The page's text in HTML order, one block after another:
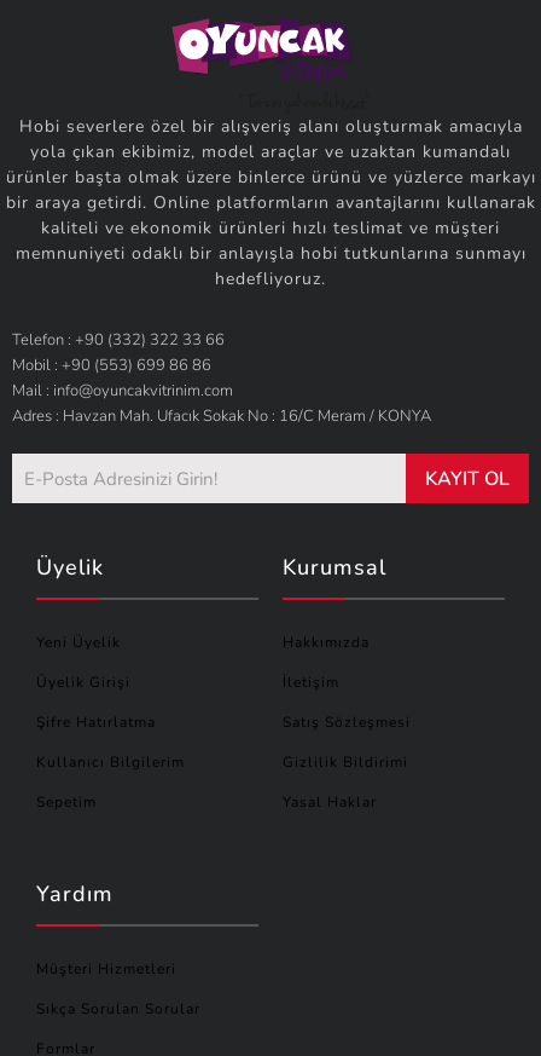
Hobi severlere özel bir alışveriş alanı oluşturmak amacıyla
yola çıkan ekibimiz, model araçlar ve uzaktan kumandalı
ürünler başta olmak üzere binlerce ürünü ve yüzlerce markayı
bir araya getirdi. Online platformların avantajlarını kullanarak
kaliteli ve ekonomik ürünleri hızlı teslimat ve müşteri
memnuniyeti odaklı bir anlayışla hobi tutkunlarına sunmayı
hedefliyoruz.
Telefon : +90 (332) 322 33 66
Mobil : +90 (553) 699 86 86
Mail : info@oyuncakvitrinim.com
Adres : Havzan Mah. Ufacık Sokak No : 16/C Meram / KONYA
KAYIT OL
Üyelik
Yeni Üyelik
Üyelik Girişi
Şifre Hatırlatma
Kullanıcı Bilgilerim
Sepetim
Kurumsal
Hakkımızda
İletişim
Satış Sözleşmesi
Gizlilik Bildirimi
Yasal Haklar
Yardım
Müşteri Hizmetleri
Sıkça Sorulan Sorular
Formlar